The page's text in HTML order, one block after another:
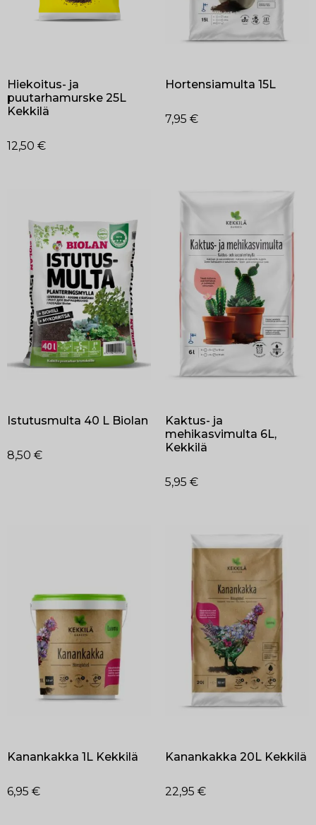
Hiekoitus- ja
puutarhamurske 25L
Kekkilä
12,50 €
Hortensiamulta 15L
7,95 €
Istutusmulta 40 L Biolan
8,50 €
Kaktus- ja
mehikasvimulta 6L,
Kekkilä
5,95 €
Kanankakka 1L Kekkilä
6,95 €
Kanankakka 20L Kekkilä
22,95 €